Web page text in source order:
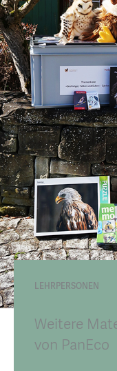
LEHRPERSONEN
Weitere
von PanEco